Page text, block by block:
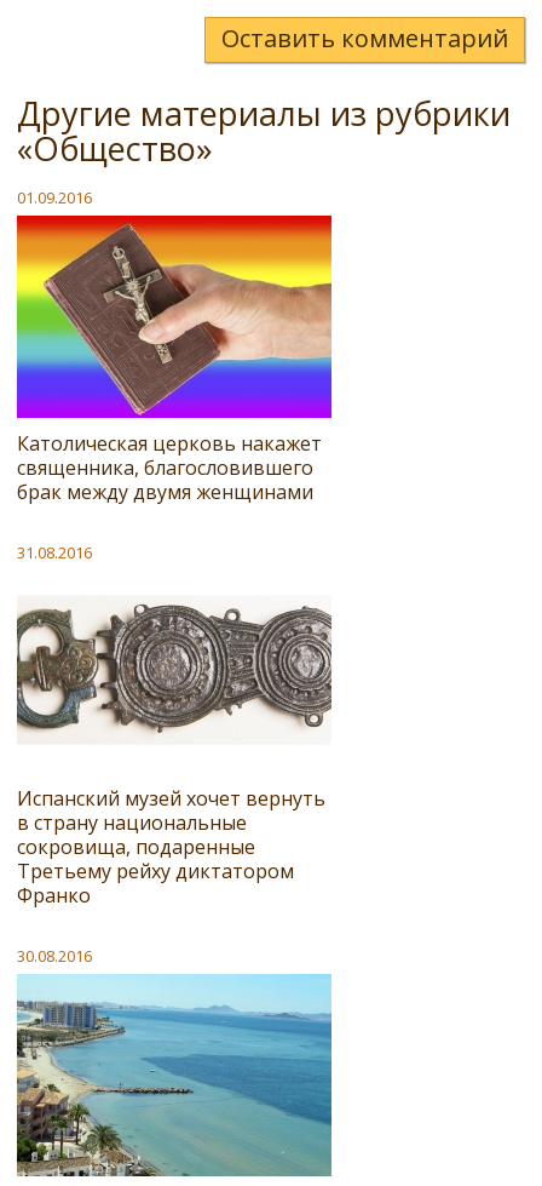
Оставить комментарий
Другие материалы из рубрики
«Общество»
01.09.2016
Католическая церковь накажет
священника, благословившего
брак между двумя женщинами
31.08.2016
Испанский музей хочет вернуть
в страну национальные
сокровища, подаренные
Третьему рейху диктатором
Франко
30.08.2016